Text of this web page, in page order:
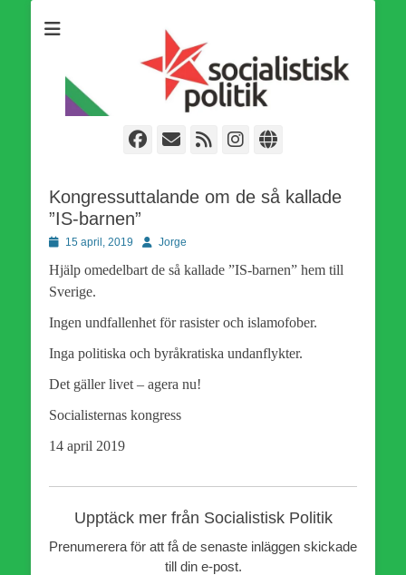
världsomfattande socialistiska Fjärde Internationalen och en viktig
tillgång i kampen för en socialistisk framtid!
Facebook
E-
Webbflöde
Instagram
Webbplats
Kongressuttalande om de så kallade
”IS-barnen”
Publicerad
15 april, 2019 Författare
Jorge
Hjälp omedelbart de så kallade ”IS-barnen” hem till
Sverige.
Ingen undfallenhet för rasister och islamofober.
Inga politiska och byråkratiska undanflykter.
Det gäller livet – agera nu!
Socialisternas kongress
14 april 2019
Upptäck mer från Socialistisk Politik
Prenumerera för att få de senaste inläggen skickade
till din e-post.